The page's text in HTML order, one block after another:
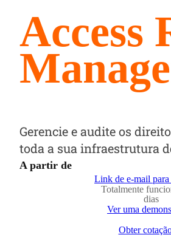
Access
Gerencie e audite os
toda a sua infraestrutura
A partir de
Link de e-mail para
Totalmente
dias
Ver uma
Obter